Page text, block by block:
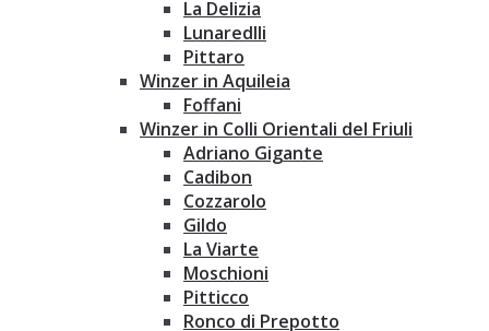
La Delizia
Lunaredlli
Pittaro
Winzer in Aquileia
Foffani
Winzer in Colli Orientali del Friuli
Adriano Gigante
Cadibon
Cozzarolo
Gildo
La Viarte
Moschioni
Pitticco
Ronco di Prepotto